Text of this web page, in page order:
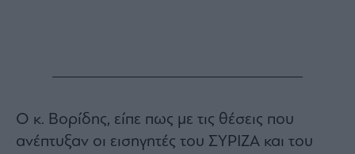
Ο κ. Βορίδης, είπε πως με τις θέσεις που
ανέπτυξαν οι εισηγητές του ΣΥΡΙΖΑ και του